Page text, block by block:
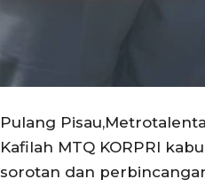
Pulang
Kafilah MTQ KORPRI
sorotan dan